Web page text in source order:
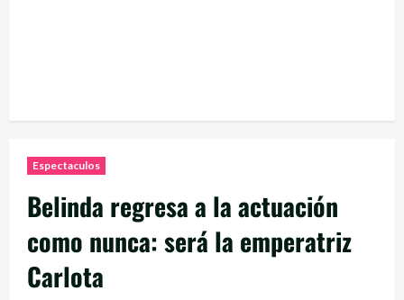
Espectaculos
Belinda regresa a la actuación
como nunca: será la emperatriz
Carlota